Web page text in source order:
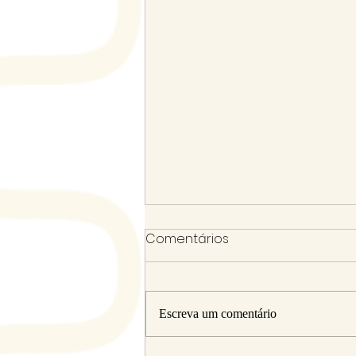
Comentários
Escreva um comentário